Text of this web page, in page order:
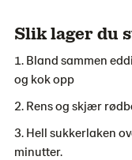
Slik lager du
Bland sammen
og kok opp
Rens og skjær
Hell sukkerlaken
minutter.